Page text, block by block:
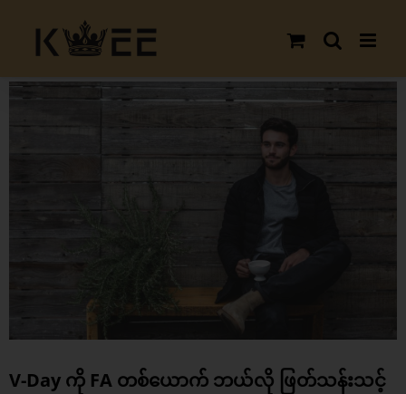
content
View
V-Day ကို FA တစ်ယောက် ဘယ်လို ဖြတ်သန်းသင့်